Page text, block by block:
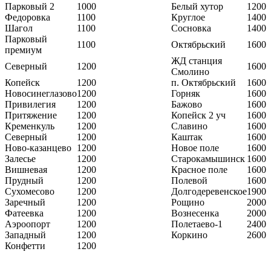
Парковый 2
1000 Белый хутор
1200
Федоровка
1100 Круглое
1400
Шагол
1100 Сосновка
1400
Парковый
премиум
1100 Октябрьский 1600
Северный 1200
ЖД станция
Смолино
1600
Копейск
1200 п. Октябрьский
1600
Новосинеглазово1200 Горняк
1600
Привилегия
1200 Бажово
1600
Притяжение
1200 Копейск 2 уч
1600
Кременкуль
1200 Славино
1600
Северный
1200 Каштак
1600
Ново-казанцево 1200 Новое поле
1600
Залесье
1200 Старокамышинск 1600
Вишневая
1200 Красное поле
1600
Прудный
1200 Полевой
1600
Сухомесово
1200 Долгодеревенское1900
Заречный
1200 Рощино
2000
Фатеевка
1200 Вознесенка
2000
Аэроопорт
1200 Полетаево-1
2400
Западный
1200 Коркино
2600
Конфетти
1200